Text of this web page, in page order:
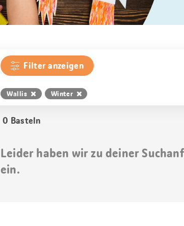
Filter anzeigen
Wallis Winter
0 Basteln
Leider haben wir zu deiner
ein.